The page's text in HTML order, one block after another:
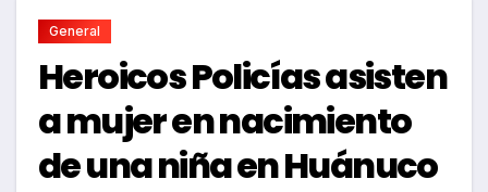
General
Heroicos Policías asisten
a mujer en nacimiento
de una niña en Huánuco